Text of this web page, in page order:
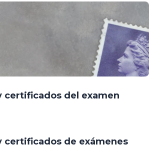
certificados del examen
certificados de exámenes